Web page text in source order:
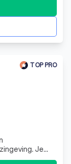
TOP PRO
Je
bemoedigd en